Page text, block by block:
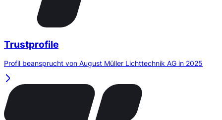
Trustprofile
Profil beansprucht von August Müller Lichttechnik AG in 2025